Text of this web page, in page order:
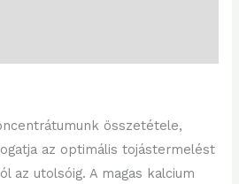
összetétele,
az optimális tojástermelést
az utolsóig. A magas kalcium